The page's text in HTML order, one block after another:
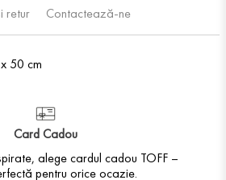
retur Contactează-ne
50 cm
Card Cadou
alege cardul cadou TOFF –
pentru orice ocazie.